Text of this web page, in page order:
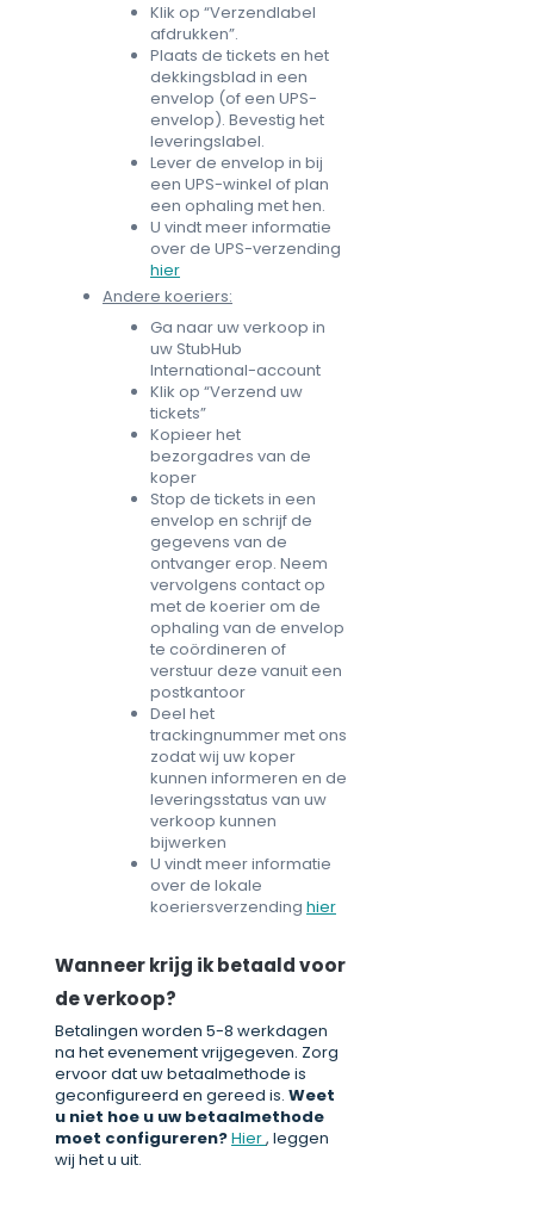
Klik op “Verzendlabel
afdrukken”.
Plaats de tickets en het
dekkingsblad in een
envelop (of een UPS-
envelop). Bevestig het
leveringslabel.
Lever de envelop in bij
een UPS-winkel of plan
een ophaling met hen.
U vindt meer informatie
over de UPS-verzending
hier
Andere koeriers:
Ga naar uw verkoop in
uw StubHub
International-account
Klik op “Verzend uw
tickets”
Kopieer het
bezorgadres van de
koper
Stop de tickets in een
envelop en schrijf de
gegevens van de
ontvanger erop. Neem
vervolgens contact op
met de koerier om de
ophaling van de envelop
te coördineren of
verstuur deze vanuit een
postkantoor
Deel het
trackingnummer met ons
zodat wij uw koper
kunnen informeren en de
leveringsstatus van uw
verkoop kunnen
bijwerken
U vindt meer informatie
over de lokale
koeriersverzending hier
Wanneer krijg ik betaald voor
de verkoop?
Betalingen worden 5-8 werkdagen
na het evenement vrijgegeven. Zorg
ervoor dat uw betaalmethode is
geconfigureerd en gereed is. Weet
u niet hoe u uw betaalmethode
moet configureren?Hier, leggen
wij het u uit.